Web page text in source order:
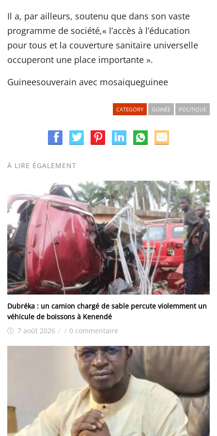
Il a, par ailleurs, soutenu que dans son vaste
programme de société,« l’accès à l’éducation
pour tous et la couverture sanitaire universelle
occuperont une place importante ».
Guineesouverain avec mosaiqueguinee
CATEGORY GUINÉE POLITIQUE
À LIRE ÉGALEMENT
Dubréka : un camion chargé de sable percute violemment un
véhicule de boissons à Kenendé
7 août 2026 / / 0 commentaire